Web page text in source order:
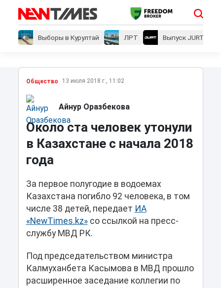
Выборы в Курултай ЛРТ Выпуск JURT
Общество 13 июля 2018 г., 11:02
Айнур Оразбекова
Около ста человек утонули
в Казахстане с начала 2018
года
За первое полугодие в водоемах
Казахстана погибло 92 человека, в том
числе 38 детей, передает ИА
«NewTimes.kz»cо ссылкой на пресс-
службу МВД РК.
Под председательством министра
Калмуханбета Касымова в МВД прошло
расширенное заседание коллегии по